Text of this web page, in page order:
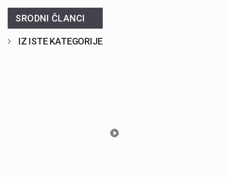
SRODNI ČLANCI
IZ ISTE KATEGORIJE